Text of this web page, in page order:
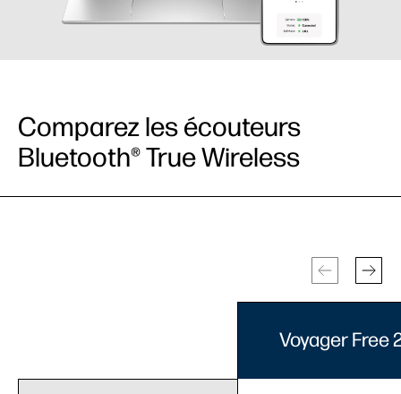
Comparez les écouteurs
Bluetooth® True Wireless
Voyager Free